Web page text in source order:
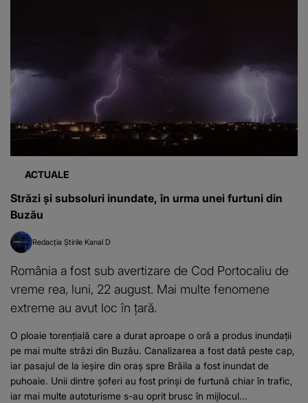
ACTUALE
Străzi și subsoluri inundate, în urma unei furtuni din
Buzău
Redacția Știrile Kanal D
România a fost sub avertizare de Cod Portocaliu de
vreme rea, luni, 22 august. Mai multe fenomene
extreme au avut loc în țară.
O ploaie torențială care a durat aproape o oră a produs inundații
pe mai multe străzi din Buzău. Canalizarea a fost dată peste cap,
iar pasajul de la ieșire din oraș spre Brăila a fost inundat de
puhoaie. Unii dintre șoferi au fost prinși de furtună chiar în trafic,
iar mai multe autoturisme s-au oprit brusc în mijlocul...